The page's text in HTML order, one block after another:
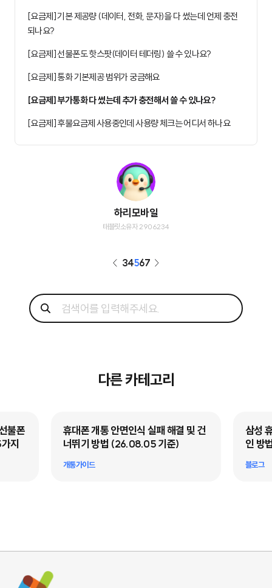
[요금제] 기본 제공량 (데이터, 전화, 문자)을 다 썼는데 언제 충전
되나요?
[요금제] 선불폰도 핫스팟(데이터 테더링) 쓸 수 있나요?
[요금제] 통화 기본제공 범위가 궁금해요
[요금제] 부가통화 다 썼는데 추가 충전해서 쓸 수 있나요?
[요금제] 후불요금제 사용중인데 사용량 체크는 어디서 하나요
하리모바일
태블릿소유자 2906234
34567
다른 카테고리
불폰
지
휴대폰 개통 안면인식 실패 해결 및 건
너뛰기 방법 (26.08.05 기준)
개통가이드
삼성
인 방
블로그